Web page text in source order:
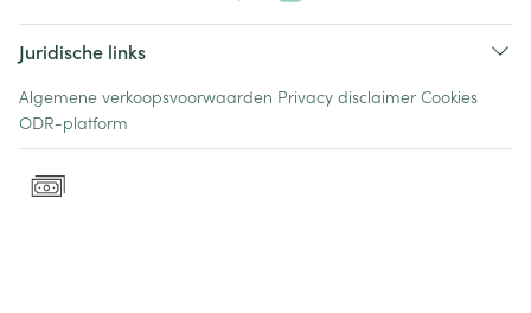
Juridische links
Algemene verkoopsvoorwaarden Privacy disclaimer Cookies
ODR-platform